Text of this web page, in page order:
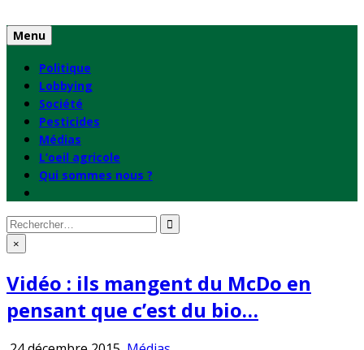
to
content
Menu
Politique
Lobbying
Société
Pesticides
Médias
L’oeil agricole
Qui sommes nous ?
Rechercher
: ×
Vidéo : ils mangent du McDo en
pensant que c’est du bio…